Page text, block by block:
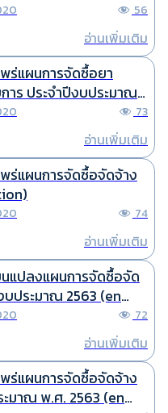
56
อ่านเพิ่มเติม
ร่แผนการจัดซื้อยา
าร ประจำปีงบประมาณ
73
อ่านเพิ่มเติม
ร่แผนการจัดซื้อจัดจ้าง
74
อ่านเพิ่มเติม
นแปลงแผนการจัดซื้อจัด
บประมาณ 2563 (en
72
อ่านเพิ่มเติม
ร่แผนการจัดซื้อจัดจ้าง
ะมาณ พ.ศ. 2563 (en